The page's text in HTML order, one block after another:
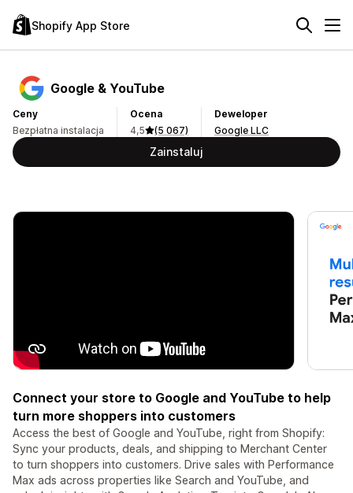
Shopify App Store
Google & YouTube
Ceny
Bezpłatna instalacja
Ocena
4,5
(5 067)
Deweloper
Google LLC
Zainstaluj
Connect your store to Google and YouTube to help
turn more shoppers into customers
Access the best of Google and YouTube, right from Shopify:
Sync your products, deals, and shipping to Merchant Center
to turn shoppers into customers. Drive sales with Performance
Max ads across properties like Search and YouTube, and